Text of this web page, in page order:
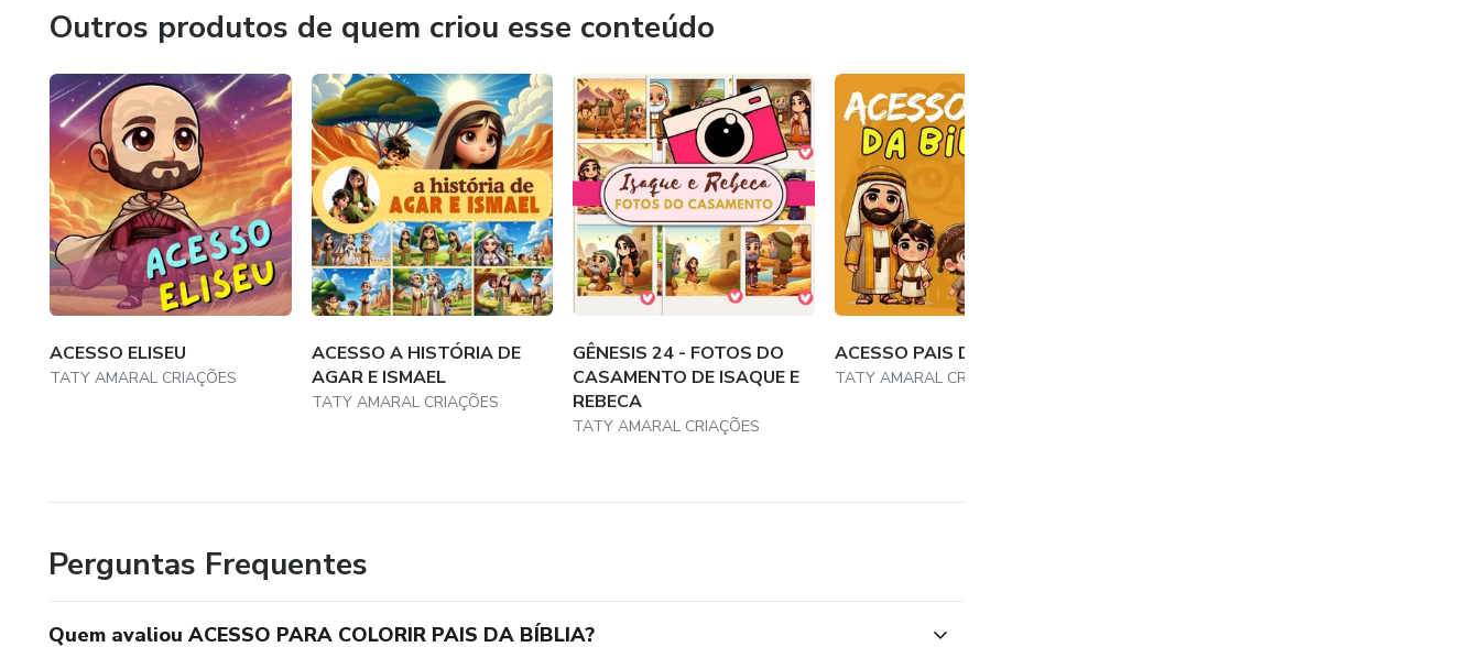
Outros produtos de quem criou esse conteúdo
ACESSO ELISEU
TATY AMARAL CRIAÇÕES
ACESSO A HISTÓRIA DE
AGAR E ISMAEL
TATY AMARAL CRIAÇÕES
GÊNESIS 24 - FOTOS DO
CASAMENTO DE ISAQUE E
REBECA
TATY AMARAL CRIAÇÕES
ACESSO PAIS DA BÍBLIA
TATY AMARAL CRIAÇÕES
Perguntas Frequentes
Quem avaliou ACESSO PARA COLORIR PAIS DA BÍBLIA?